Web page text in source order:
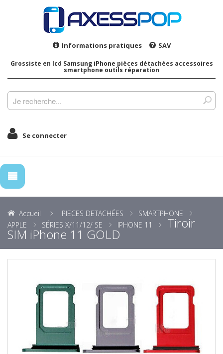
Informations pratiques SAV
Grossiste en lcd Samsung iPhone pièces détachées accessoires
smartphone outils réparation
Se connecter
Accueil PIECES DETACHÉES
SMARTPHONE
APPLE
SÉRIES X/11/12/ SE IPHONE 11 Tiroir
SIM iPhone 11 GOLD